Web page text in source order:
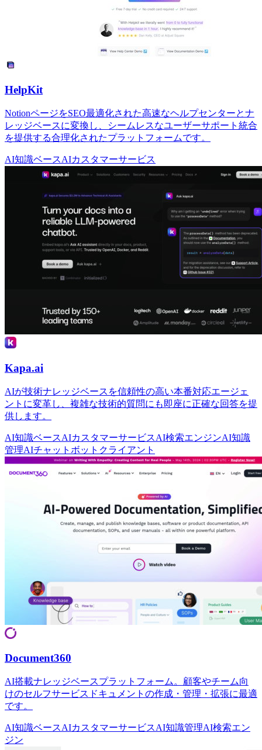
HelpKit
NotionページをSEO最適化された高速なヘルプセンターとナ
レッジベースに変換し、シームレスなユーザーサポート統合
を提供する合理化されたプラットフォームです。
AI知識ベースAIカスタマーサービス
Kapa.ai
AIが技術ナレッジベースを信頼性の高い本番対応エージェ
ントに変革し、複雑な技術的質問にも即座に正確な回答を提
供します。
AI知識ベースAIカスタマーサービスAI検索エンジンAI知識
管理AIチャットボットクライアント
Document360
AI搭載ナレッジベースプラットフォーム。顧客やチーム向
けのセルフサービスドキュメントの作成・管理・拡張に最適
です。
AI知識ベースAIカスタマーサービスAI知識管理AI検索エン
ジン